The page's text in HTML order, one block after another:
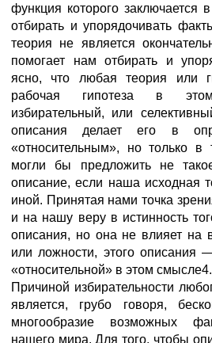
функция которого заключается
отбирать и упорядочивать
теория не является
помогает нам отбирать и
ясно, что любая теория или
рабочая гипотеза в
избирательный, или
описания делает его в
«относительным», но только
могли бы предложить не
описание, если наша исходная
иной. Принятая нами точка
и на нашу веру в истинность
описания, но она не влияет на
или ложности, этого описания
«относительной» в этом смысле4.
Причиной избирательности
является, грубо говоря,
многообразие возможных
нашего мира. Для того, чтобы